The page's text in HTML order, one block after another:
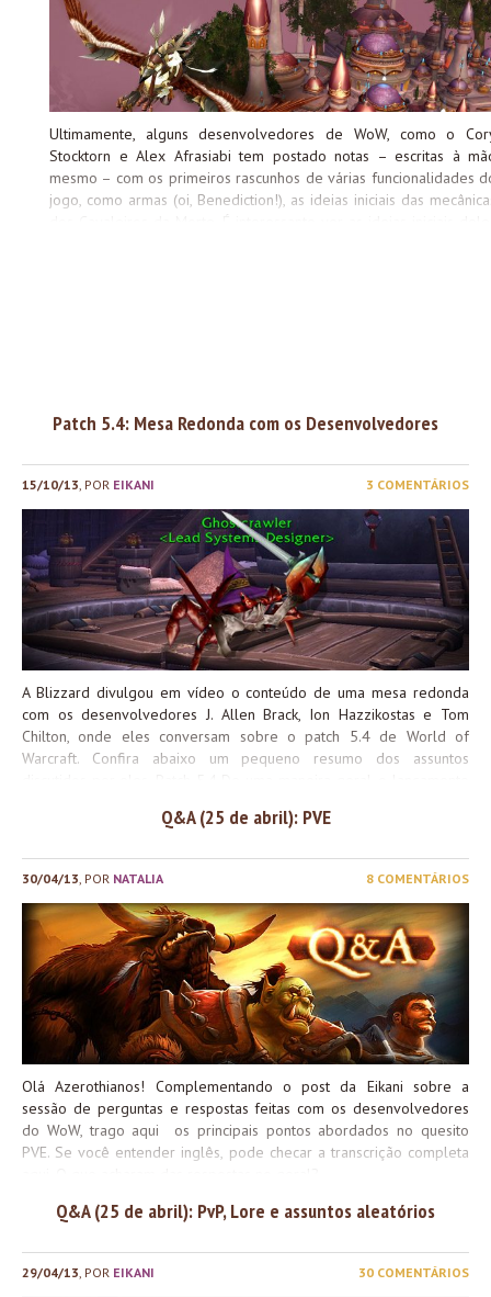
Ultimamente, alguns desenvolvedores de WoW, como o
Stocktorn e Alex Afrasiabi tem postado notas – escritas à
mesmo – com os primeiros rascunhos de várias funcionalidades
jogo, como armas (oi, Benediction!), as ideias iniciais das
~separada~, e não no meio...
Patch 5.4: Mesa Redonda com os Desenvolvedores
15/10/13 , POR EIKANI 3 COMENTÁRIOS
A Blizzard divulgou em vídeo o conteúdo de uma mesa redonda
com os desenvolvedores J. Allen Brack, Ion Hazzikostas e Tom
Chilton, onde eles conversam sobre o patch 5.4 de World of
Warcraft. Confira abaixo um pequeno resumo dos assuntos
os servidores foram ao ar até antes do previsto. Nos servidores
Majestosos) tiveram de ser nerfados terporariamente, pois havia
uma quantidade muito grande de pessoas tentando completar
simultaneamente a missão da capa landária. Para evitar problemas
com os servidores, a vida dos Chefes foi reduzida para 80% do
valor original, e algumas habilidades foram removidas. Segundo os
desenvolvedores, isto ocorreu nos servidores europeus devido ao
fato de lá existir uma maior quantidade de jogadores hardcore. E
também em função de os fusos horários...
Q&A (25 de abril): PVE
30/04/13 , POR NATALIA 8 COMENTÁRIOS
Olá Azerothianos! Complementando o post da Eikani sobre a
sessão de perguntas e respostas feitas com os desenvolvedores
do WoW, trago aqui os principais pontos abordados no quesito
PVE. Se você entender inglês, pode checar a transcrição completa
Q&A (25 de abril): PvP, Lore e assuntos aleatórios
29/04/13 , POR EIKANI 30 COMENTÁRIOS